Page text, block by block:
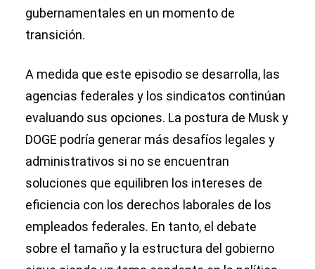
gubernamentales en un momento de
transición.
A medida que este episodio se desarrolla, las
agencias federales y los sindicatos continúan
evaluando sus opciones. La postura de Musk y
DOGE podría generar más desafíos legales y
administrativos si no se encuentran
soluciones que equilibren los intereses de
eficiencia con los derechos laborales de los
empleados federales. En tanto, el debate
sobre el tamaño y la estructura del gobierno